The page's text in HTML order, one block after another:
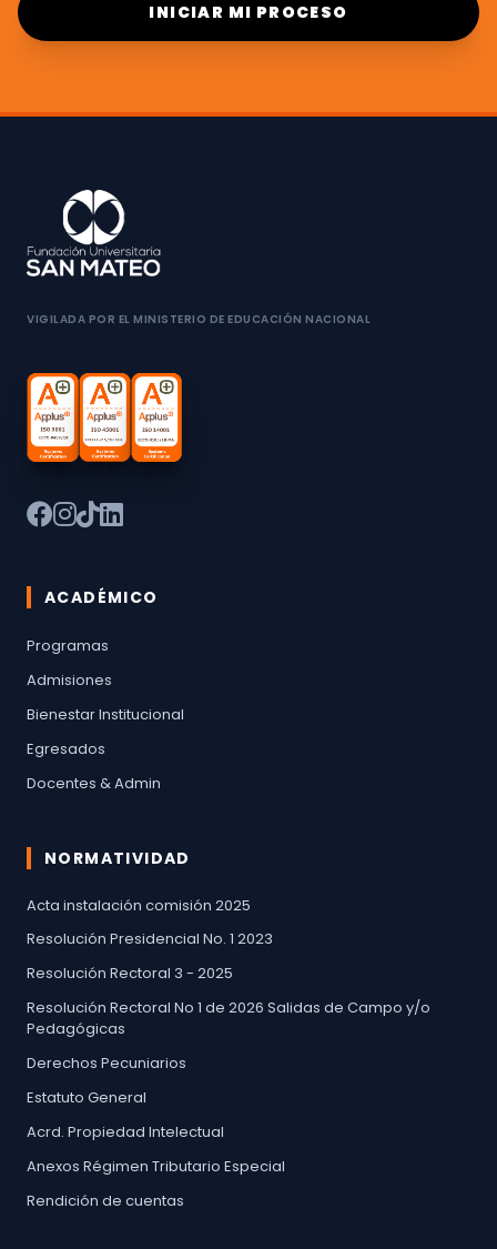
INICIAR MI PROCESO
VIGILADA POR EL MINISTERIO DE EDUCACIÓN NACIONAL
ACADÉMICO
Programas
Admisiones
Bienestar Institucional
Egresados
Docentes & Admin
NORMATIVIDAD
Acta instalación comisión 2025
Resolución Presidencial No. 1 2023
Resolución Rectoral 3 - 2025
Resolución Rectoral No 1 de 2026 Salidas de Campo y/o
Pedagógicas
Derechos Pecuniarios
Estatuto General
Acrd. Propiedad Intelectual
Anexos Régimen Tributario Especial
Rendición de cuentas